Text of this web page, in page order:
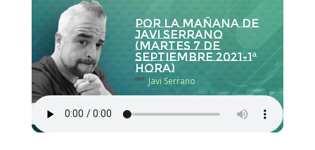
Por la Mañana de
Javi Serrano
(martes 7 de
septiembre 2021-1ª
hora)
con Javi Serrano